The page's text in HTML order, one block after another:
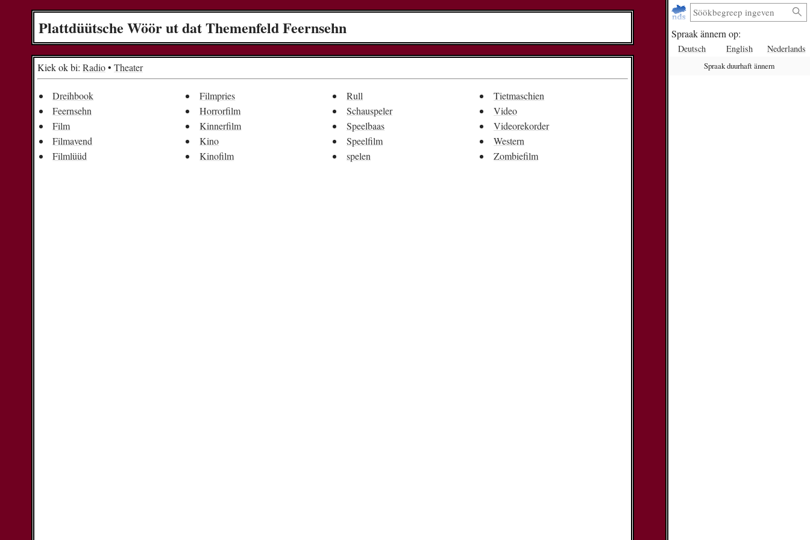
Spraak ännern op:
Deutsch English Nederlands
Spraak duurhaft ännern
Plattdüütsche Wöör ut dat Themenfeld Feernsehn
Kiek ok bi: Radio• Theater
Dreihbook
Feernsehn
Film
Filmavend
Filmlüüd
Filmpries
Horrorfilm
Kinnerfilm
Kino
Kinofilm
Rull
Schauspeler
Speelbaas
Speelfilm
spelen
Tietmaschien
Video
Videorekorder
Western
Zombiefilm